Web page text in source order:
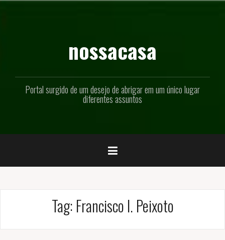
nossacasa
Portal surgido de um desejo de abrigar em um único lugar
diferentes assuntos
Tag: Francisco I. Peixoto